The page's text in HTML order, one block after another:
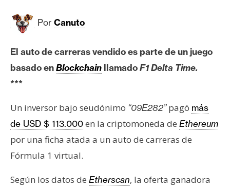
a
o
i
t
c
o
i
n
Por Canuto
El auto de carreras vendido es parte de un juego
basado enBlockchain llamadoF1 Delta Time.
***
Un inversor bajo seudónimo “09E282”pagó más
de USD $ 113.000en la criptomoneda de Ethereum
por una ficha atada a un auto de carreras de
Fórmula 1 virtual.
Según los datos de Etherscan, la oferta ganadora